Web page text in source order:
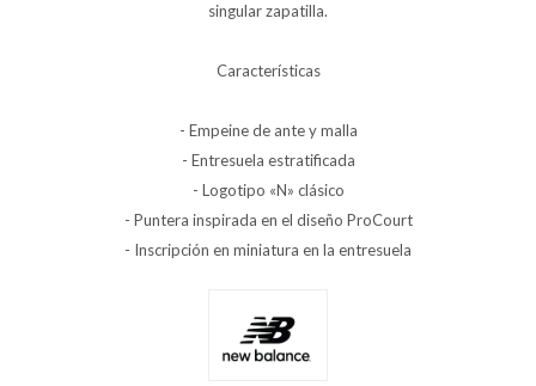
singular zapatilla.
Características
- Empeine de ante y malla
- Entresuela estratificada
- Logotipo «N» clásico
- Puntera inspirada en el diseño ProCourt
- Inscripción en miniatura en la entresuela